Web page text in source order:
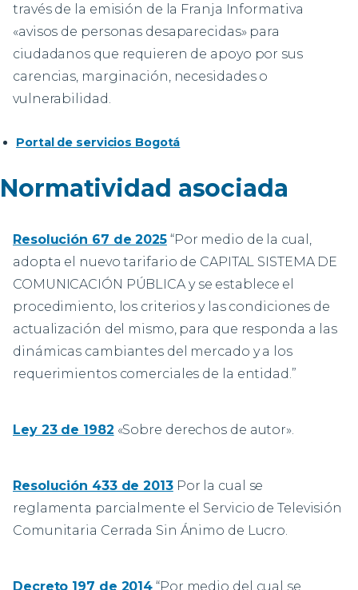
través de la emisión de la Franja Informativa
«avisos de personas desaparecidas» para
ciudadanos que requieren de apoyo por sus
carencias, marginación, necesidades o
vulnerabilidad.
Portal de servicios Bogotá
Normatividad asociada
Resolución 67 de 2025“Por medio de la cual,
adopta el nuevo tarifario de CAPITAL SISTEMA DE
COMUNICACIÓN PÚBLICA y se establece el
procedimiento, los criterios y las condiciones de
actualización del mismo, para que responda a las
dinámicas cambiantes del mercado y a los
requerimientos comerciales de la entidad.”
Ley 23 de 1982 «Sobre derechos de autor».
Resolución 433 de 2013Por la cual se
reglamenta parcialmente el Servicio de Televisión
Comunitaria Cerrada Sin Ánimo de Lucro.
Decreto 197 de 2014 “Por medio del cual se